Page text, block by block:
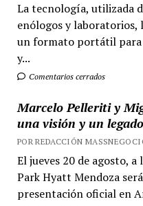
La tecnología, utilizada
enólogos y laboratorios,
un formato portátil para
y...
Comentarios cerrados
Marcelo Pelleriti y
una visión y un
POR REDACCIÓN
El jueves 20 de agosto,
Park Hyatt Mendoza
presentación oficial en